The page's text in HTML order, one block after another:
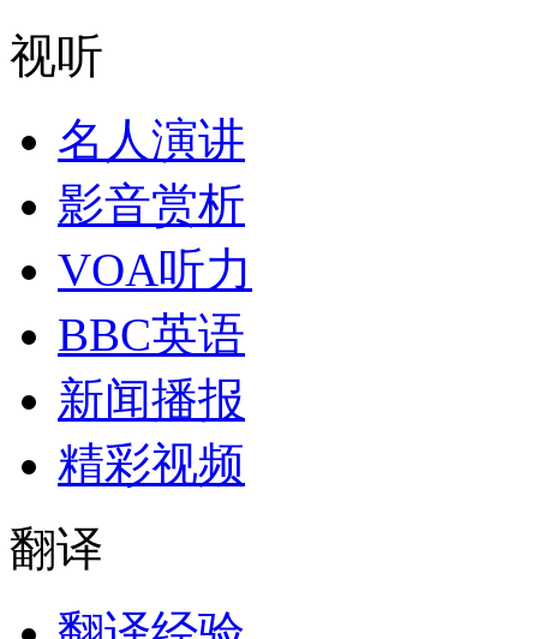
视听
名人演讲
影音赏析
VOA听力
BBC英语
新闻播报
精彩视频
翻译